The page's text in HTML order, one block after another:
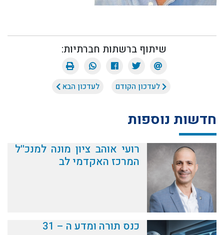
שיתוף ברשתות חברתיות:
לעדכון הקודם לעדכון הבא
חדשות נוספות
רועי אוהב ציון מונה למנכ''ל
המרכז האקדמי לב
כנס תורה ומדע ה – 31